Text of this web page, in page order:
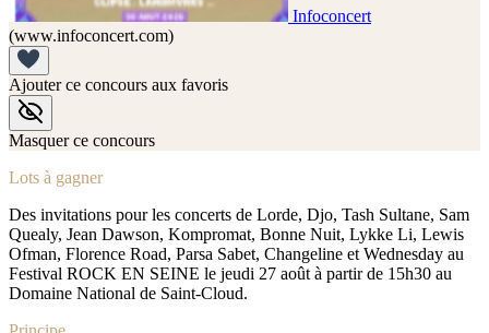
Infoconcert
(www.infoconcert.com)
Ajouter ce concours aux favoris
Masquer ce concours
Lots à gagner
Des invitations pour les concerts de Lorde, Djo, Tash Sultane, Sam
Quealy, Jean Dawson, Kompromat, Bonne Nuit, Lykke Li, Lewis
Ofman, Florence Road, Parsa Sabet, Changeline et Wednesday au
Festival ROCK EN SEINE le jeudi 27 août à partir de 15h30 au
Domaine National de Saint-Cloud.